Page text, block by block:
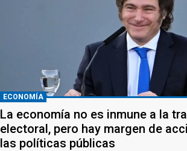
ECONOMÍA
La economía no es inmune a la
electoral, pero hay margen de
las políticas públicas